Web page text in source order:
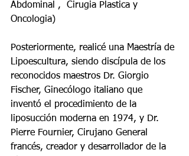
Abdominal ,  Cirugia Plastica y
Oncologia)
Posteriormente, realicé una Maestría de
Lipoescultura, siendo discípula de los
reconocidos maestros Dr. Giorgio
Fischer, Ginecólogo italiano que
inventó el procedimiento de la
liposucción moderna en 1974, y Dr.
Pierre Fournier, Cirujano General
francés, creador y desarrollador de la